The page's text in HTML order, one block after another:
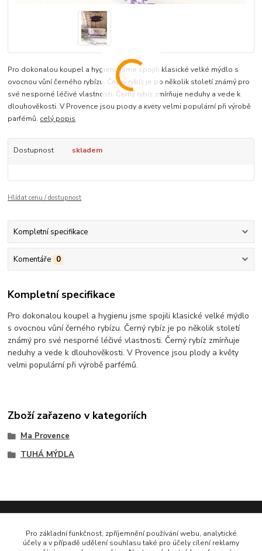
Pro dokonalou koupel a hygienu jsme spojili klasické velké mýdlo s
ovocnou vůní černého rybízu. Černý rybíz je po několik století známý pro
své nesporné léčivé vlastnosti. Černý rybíz zmírňuje neduhy a vede k
dlouhověkosti. V Provence jsou plody a květy velmi populární při výrobě
parfémů. celý popis
Dostupnost skladem
Hlídat cenu / dostupnost
Kompletní specifikace
Komentáře 0
Kompletní specifikace
Pro dokonalou koupel a hygienu jsme spojili klasické velké mýdlo
s ovocnou vůní černého rybízu. Černý rybíz je po několik století
známý pro své nesporné léčivé vlastnosti. Černý rybíz zmírňuje
neduhy a vede k dlouhověkosti. V Provence jsou plody a květy
velmi populární při výrobě parfémů.
Zboží zařazeno v kategoriích
Ma Provence
TUHÁ MÝDLA
Dekora Styl - Jahodová
Pro základní funkčnost, zpříjemnění používání webu, analytické
účely a v případě udělení souhlasu také pro účely cílení reklamy